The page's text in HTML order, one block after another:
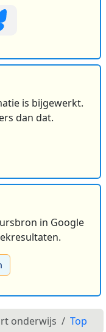
is bijgewerkt.
dan dat.
in Google
onderwijs Top